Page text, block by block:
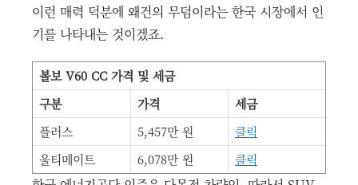
이런 매력 덕분에 왜건의 무덤이라는 한국 시장에서 인
기를 나타내는 것이겠죠.
볼보 V60 CC 가격 및 세금
구분
가격
세금
플러스
5,457만 원
클릭
울티메이트
6,078만 원 클릭